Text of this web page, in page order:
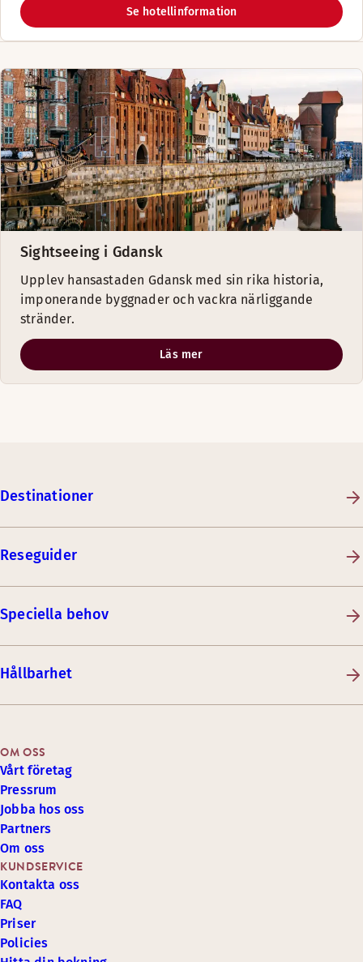
Se hotellinformation
Sightseeing i Gdansk
Upplev hansastaden Gdansk med sin rika historia,
imponerande byggnader och vackra närliggande
stränder.
Läs mer
Destinationer
Reseguider
Speciella behov
Hållbarhet
KUNDSERVICE
Kontakta oss
FAQ
Priser
Policies
OM OSS
Vårt företag
Pressrum
Jobba hos oss
Partners
Om oss